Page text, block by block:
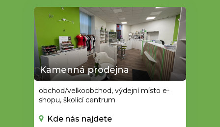
Kamenná prodejna
obchod/velkoobchod, výdejní místo e-
shopu, školící centrum
Kde nás najdete